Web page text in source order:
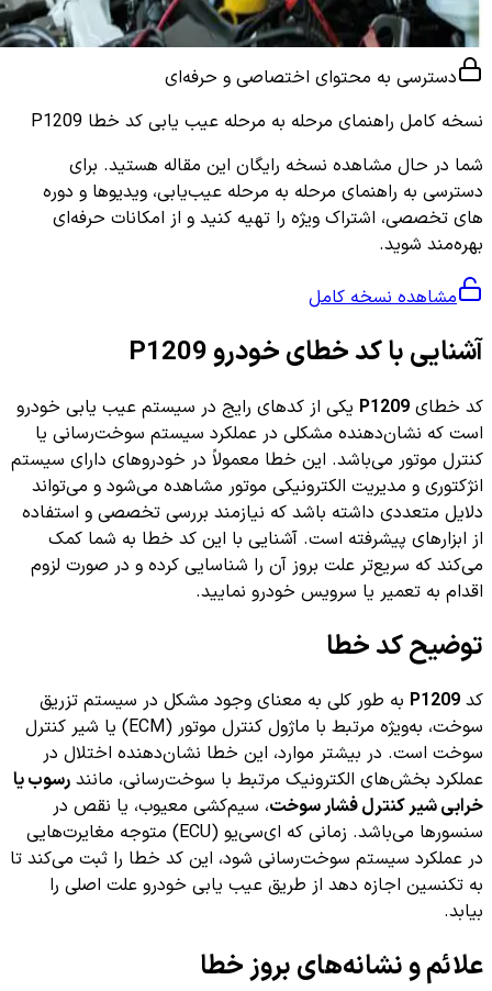
دسترسی به محتوای اختصاصی و حرفه‌ای
نسخه کامل راهنمای مرحله به مرحله عیب یابی کد خطا P1209
شما در حال مشاهده نسخه رایگان این مقاله هستید. برای
دسترسی به راهنمای مرحله به مرحله عیب‌یابی، ویدیوها و دوره
های تخصصی، اشتراک ویژه را تهیه کنید و از امکانات حرفه‌ای
بهره‌مند شوید.
مشاهده نسخه کامل
آشنایی با کد خطای خودرو P1209
کد خطای P1209 یکی از کدهای رایج در سیستم عیب یابی خودرو
است که نشان‌دهنده مشکلی در عملکرد سیستم سوخت‌رسانی یا
کنترل موتور می‌باشد. این خطا معمولاً در خودروهای دارای سیستم
انژکتوری و مدیریت الکترونیکی موتور مشاهده می‌شود و می‌تواند
دلایل متعددی داشته باشد که نیازمند بررسی تخصصی و استفاده
از ابزارهای پیشرفته است. آشنایی با این کد خطا به شما کمک
می‌کند که سریع‌تر علت بروز آن را شناسایی کرده و در صورت لزوم
اقدام به تعمیر یا سرویس خودرو نمایید.
توضیح کد خطا
کد P1209 به طور کلی به معنای وجود مشکل در سیستم تزریق
سوخت، به‌ویژه مرتبط با ماژول کنترل موتور (ECM) یا شیر کنترل
سوخت است. در بیشتر موارد، این خطا نشان‌دهنده اختلال در
عملکرد بخش‌های الکترونیک مرتبط با سوخت‌رسانی، مانند رسوب یا
خرابی شیر کنترل فشار سوخت، سیم‌کشی معیوب، یا نقص در
سنسورها می‌باشد. زمانی که ای‌سی‌یو (ECU) متوجه مغایرت‌هایی
در عملکرد سیستم سوخت‌رسانی شود، این کد خطا را ثبت می‌کند تا
به تکنسین اجازه دهد از طریق عیب یابی خودرو علت اصلی را
بیابد.
علائم و نشانه‌های بروز خطا